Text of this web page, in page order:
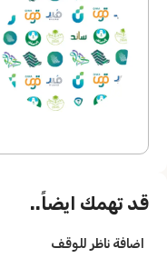
قد تهمك ايضاً..
اضافة ناظر للوقف